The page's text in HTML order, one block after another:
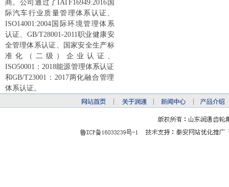
商。公司通过了IATF16949:2016国
际汽车行业质量管理体系认证、
ISO14001:2004国际环境管理体系
认证、GB/T28001-2011职业健康安
全管理体系认证、国家安全生产标
准化（二级）企业认证、
ISO50001：2018能源管理体系认证
和GB/T23001：2017两化融合管理
体系认证。